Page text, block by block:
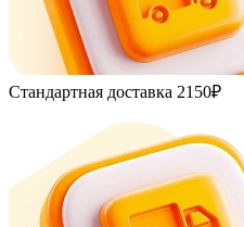
Стандартная доставка 2150₽